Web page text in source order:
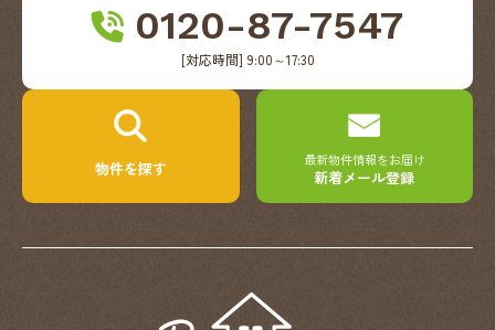
0120-87-7547
[対応時間] 9:00～17:30
物件を探す 最新物件情報をお届け
新着メール登録